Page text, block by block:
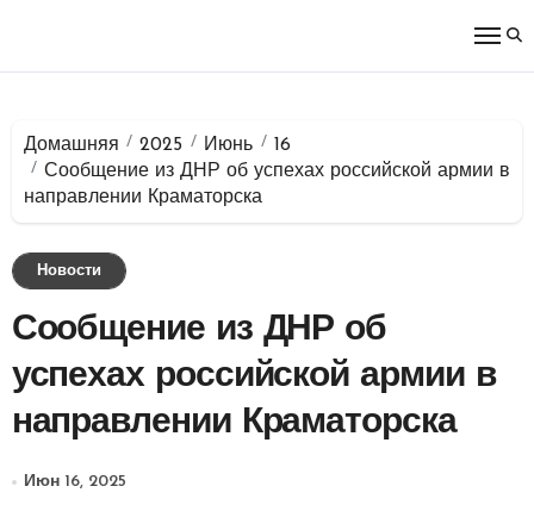
Домашняя 2025 Июнь
16
Сообщение из ДНР об успехах российской армии в
направлении Краматорска
Новости
Сообщение из ДНР об
успехах российской армии в
направлении Краматорска
Июн 16, 2025